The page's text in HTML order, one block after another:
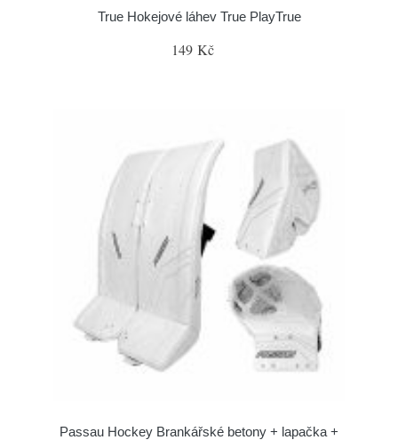
True Hokejové láhev True PlayTrue
149 Kč
Passau Hockey Brankářské betony + lapačka +